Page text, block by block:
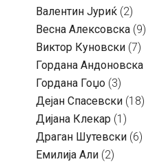
Валентин Јуриќ (2)
Весна Алексовска (9)
Виктор Куновски (7)
Гордана Андоновска
Гордана Гоџо (3)
Дејан Спасевски (18)
Дијана Клекар (1)
Драган Шутевски (6)
Емилија Али (2)